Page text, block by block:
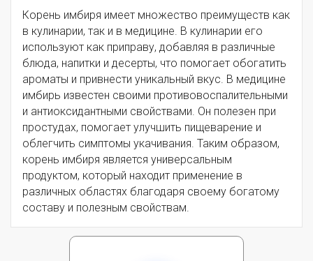
Корень имбиря имеет множество преимуществ как
в кулинарии, так и в медицине. В кулинарии его
используют как приправу, добавляя в различные
блюда, напитки и десерты, что помогает обогатить
ароматы и привнести уникальный вкус. В медицине
имбирь известен своими противовоспалительными
и антиоксидантными свойствами. Он полезен при
простудах, помогает улучшить пищеварение и
облегчить симптомы укачивания. Таким образом,
корень имбиря является универсальным
продуктом, который находит применение в
различных областях благодаря своему богатому
составу и полезным свойствам.